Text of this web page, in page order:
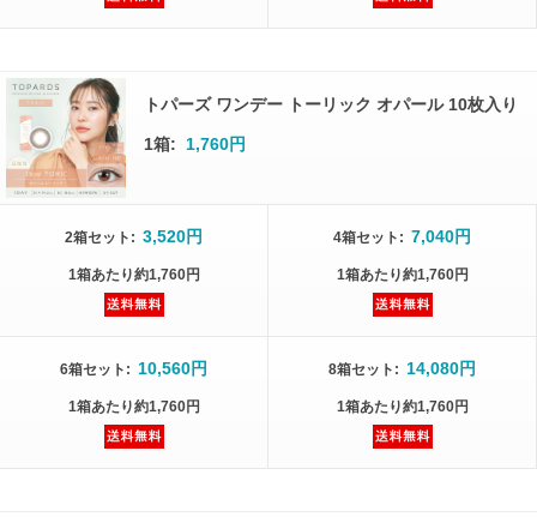
トパーズ ワンデー トーリック オパール 10枚入り
1箱: 1,760円
2箱セット : 3,520円
1箱あたり約1,760円
4箱セット : 7,040円
1箱あたり約1,760円
6箱セット : 10,560円
1箱あたり約1,760円
8箱セット : 14,080円
1箱あたり約1,760円